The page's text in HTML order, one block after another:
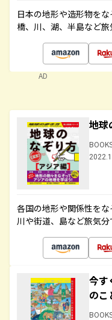
日本の地形や造形物を
橋、川、湖、半島など
AD
地
各国の地形や関係性をな
川や街道、島など旅気分
今す
のこ